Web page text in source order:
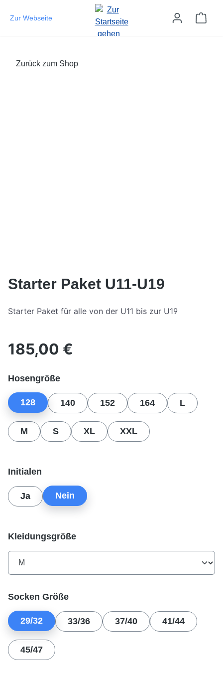
Zum Hauptinhalt springen
Zur Webseite
Zurück zum Shop
Starter Paket U11-U19
Starter Paket für alle von der U11 bis zur U19
Regulärer Preis:
185,00 €
Hosengrößeauswählen
128 140 152 164 L
M S XL XXL
Initialen
Ja Nein
Kleidungsgrößeauswählen
Socken Größeauswählen
29/32 33/36 37/40 41/44
45/47